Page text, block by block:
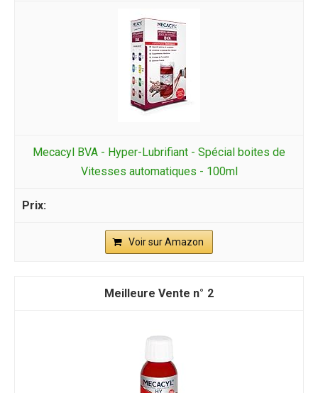
Mecacyl BVA - Hyper-Lubrifiant - Spécial boites de
Vitesses automatiques - 100ml
Voir sur Amazon
2